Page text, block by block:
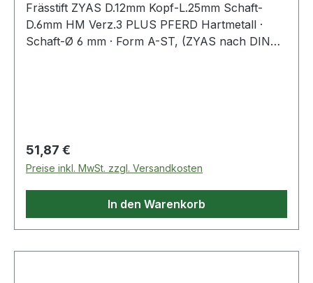
Frässtift ZYAS D.12mm Kopf-L.25mm Schaft-
D.6mm HM Verz.3 PLUS PFERD Hartmetall ·
Schaft-Ø 6 mm · Form A-ST, (ZYAS nach DIN
Regulärer Preis:
51,87 €
Preise inkl. MwSt. zzgl. Versandkosten
In den Warenkorb